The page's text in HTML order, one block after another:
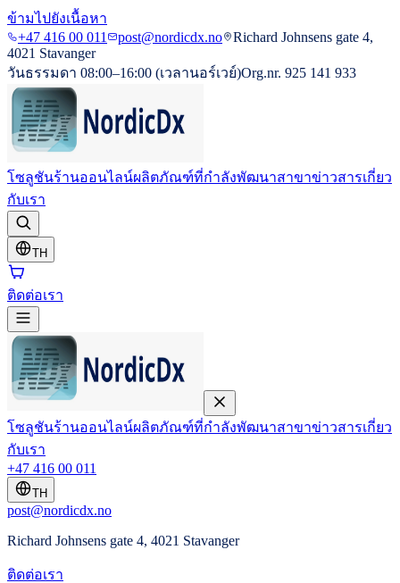
ข้ามไปยังเนื้อหา
+47 416 00 011
post@nordicdx.no
Richard Johnsens gate 4,
4021 Stavanger
วันธรรมดา 08:00–16:00 (เวลานอร์เวย์)Org.nr. 925 141 933
โซลูชันร้านออนไลน์ผลิตภัณฑ์ที่กำลังพัฒนาสาขาข่าวสารเกี่ยว
กับเรา
TH
ติดต่อเรา
โซลูชันร้านออนไลน์ผลิตภัณฑ์ที่กำลังพัฒนาสาขาข่าวสารเกี่ยว
กับเรา
+47 416 00 011
TH
post@nordicdx.no
Richard Johnsens gate 4, 4021 Stavanger
ติดต่อเรา